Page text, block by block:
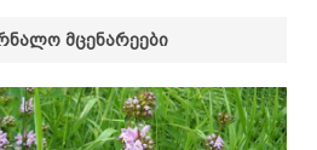
ᲛᲪᲔᲜᲐᲠᲔᲔᲑᲘ